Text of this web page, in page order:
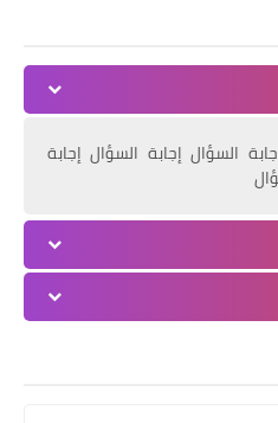
إتحاد الجمعيات
السؤال إجابة السؤال إجابة